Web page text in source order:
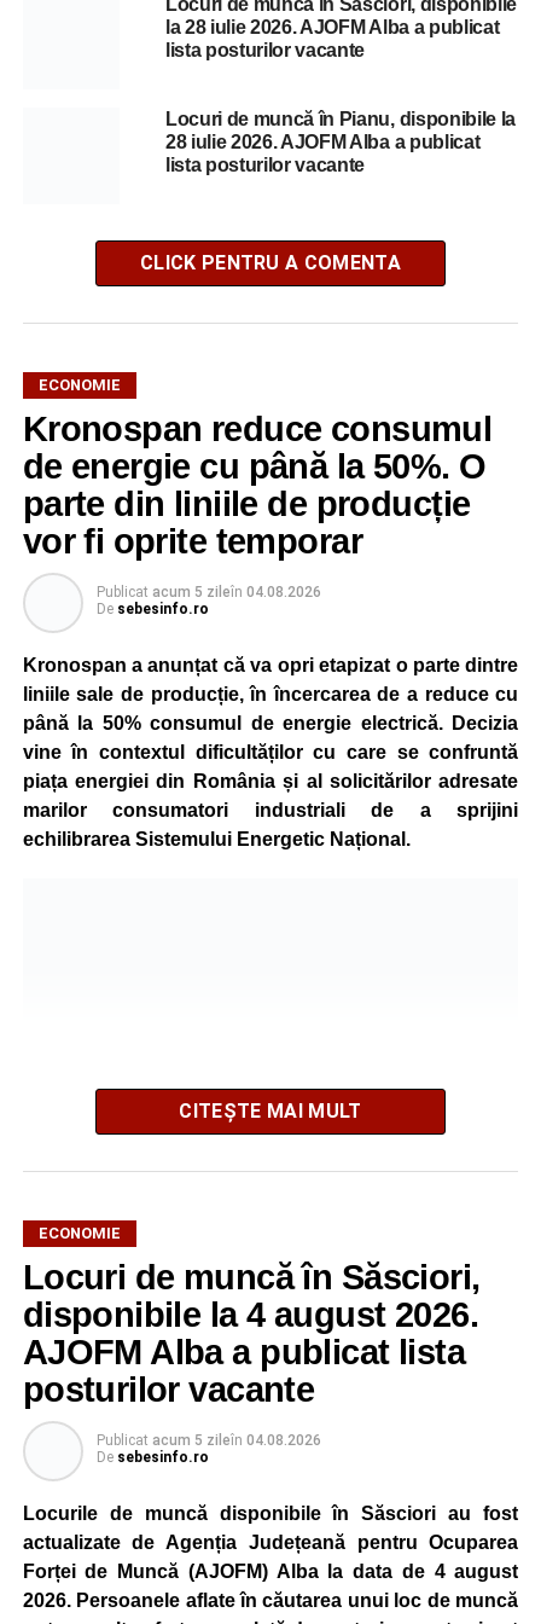
Locuri de muncă în Săsciori, disponibile
la 28 iulie 2026. AJOFM Alba a publicat
lista posturilor vacante
Locuri de muncă în Pianu, disponibile la
28 iulie 2026. AJOFM Alba a publicat
lista posturilor vacante
CLICK PENTRU A COMENTA
ECONOMIE
Kronospan reduce consumul
de energie cu până la 50%. O
parte din liniile de producție
vor fi oprite temporar
Publicat acum 5 zileîn 04.08.2026
De sebesinfo.ro
Kronospan a anunțat că va opri etapizat o parte dintre
liniile sale de producție, în încercarea de a reduce cu
până la 50% consumul de energie electrică. Decizia
vine în contextul dificultăților cu care se confruntă
piața energiei din România și al solicitărilor adresate
marilor consumatori industriali de a sprijini
echilibrarea Sistemului Energetic Național.
Potrivit unui comunicat al companiei, măsura va fi aplicată
gradual, în funcție de necesitățile sistemului energetic.
Reprezentanții Kronospan precizează că evoluția situației
este monitorizată permanent, iar activitatea va reveni la
capacitate normală imediat ce condițiile vor permite.
Compania dă asigurări că oprirea temporară a unor linii
de producție nu va afecta livrările către clienți.
Kronospan se numără printre cei mai mari consumatori de
energie electrică din România. O parte din necesarul
energetic este acoperită prin producția proprie de energie,
realizată cu ajutorul panourilor fotovoltaice și al unităților
de cogenerare.
CITEȘTE MAI MULT
ECONOMIE
Locuri de muncă în Săsciori,
disponibile la 4 august 2026.
AJOFM Alba a publicat lista
posturilor vacante
Publicat acum 5 zileîn 04.08.2026
De sebesinfo.ro
Locurile de muncă disponibile în Săsciori au fost
actualizate de Agenția Județeană pentru Ocuparea
Forței de Muncă (AJOFM) Alba la data de 4 august
2026. Persoanele aflate în căutarea unui loc de muncă